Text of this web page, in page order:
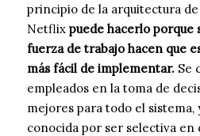
principio de la arquitectura
Netflix puede hacerlo porque
fuerza de trabajo hacen que
más fácil de implementar. Se
empleados en la toma de
mejores para todo el sistema,
conocida por ser selectiva en